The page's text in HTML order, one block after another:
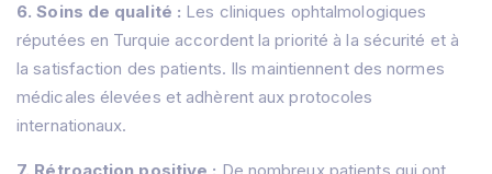
6. Soins de qualité : Les cliniques ophtalmologiques
réputées en Turquie accordent la priorité à la sécurité et à
la satisfaction des patients. Ils maintiennent des normes
médicales élevées et adhèrent aux protocoles
internationaux.